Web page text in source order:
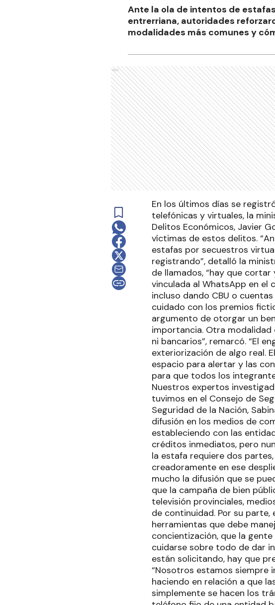
Ante la ola de intentos de
entrerriana, autoridades
modalidades más comunes y
Ads
En los últimos días se
telefónicas y virtuales, la
Delitos Económicos, Javier
víctimas de estos delitos.
estafas por secuestros
registrando”, detalló la
de llamados, “hay que cortar
vinculada al WhatsApp en el
incluso dando CBU o
cuidado con los premios
argumento de otorgar un
importancia. Otra modalidad
ni bancarios”, remarcó. “El
exteriorización de algo real.
espacio para alertar y las
para que todos los
Nuestros expertos
tuvimos en el Consejo de
Seguridad de la Nación,
difusión en los medios de
estableciendo con las
créditos inmediatos, pero
la estafa requiere dos
creadoramente en ese
mucho la difusión que se
que la campaña de bien
televisión provinciales,
de continuidad. Por su parte,
herramientas que debe
concientización, que la
cuidarse sobre todo de dar
están solicitando, hay que
“Nosotros estamos siempre
haciendo en relación a que
simplemente se hacen los